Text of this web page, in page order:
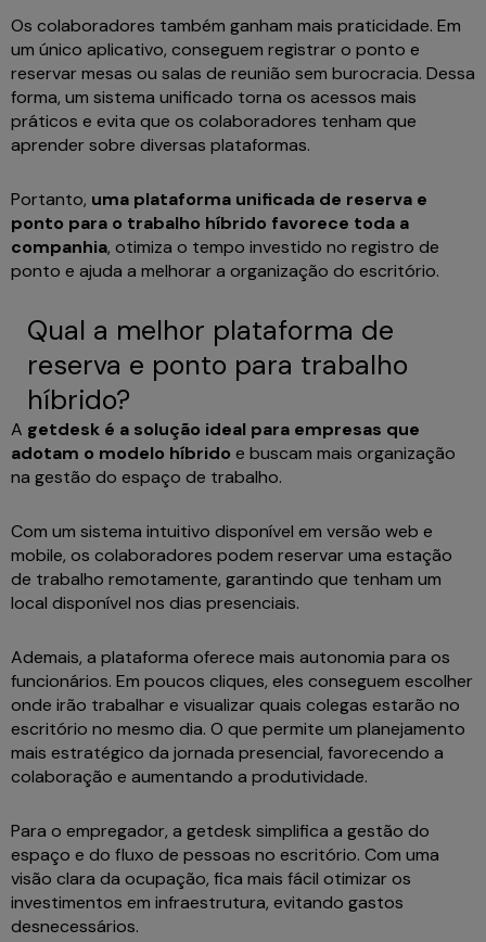
Os colaboradores também ganham mais praticidade. Em
um único aplicativo, conseguem registrar o ponto e
reservar mesas ou salas de reunião sem burocracia. Dessa
forma, um sistema unificado torna os acessos mais
práticos e evita que os colaboradores tenham que
aprender sobre diversas plataformas.
Portanto, uma plataforma unificada de reserva e
ponto para o trabalho híbrido favorece toda a
companhia, otimiza o tempo investido no registro de
ponto e ajuda a melhorar a organização do escritório.
Qual a melhor plataforma de
reserva e ponto para trabalho
híbrido?
A getdesk é a solução ideal para empresas que
adotam o modelo híbrido e buscam mais organização
na gestão do espaço de trabalho.
Com um sistema intuitivo disponível em versão web e
mobile, os colaboradores podem reservar uma estação
de trabalho remotamente, garantindo que tenham um
local disponível nos dias presenciais.
Ademais, a plataforma oferece mais autonomia para os
funcionários. Em poucos cliques, eles conseguem escolher
onde irão trabalhar e visualizar quais colegas estarão no
escritório no mesmo dia. O que permite um planejamento
mais estratégico da jornada presencial, favorecendo a
colaboração e aumentando a produtividade.
Para o empregador, a getdesk simplifica a gestão do
espaço e do fluxo de pessoas no escritório. Com uma
visão clara da ocupação, fica mais fácil otimizar os
investimentos em infraestrutura, evitando gastos
desnecessários.